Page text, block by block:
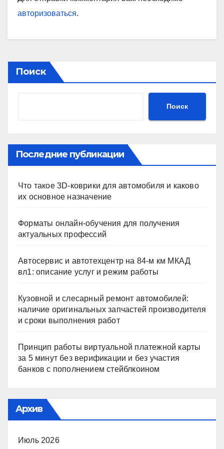
авторизоваться.
Поиск
Поиск
Последние публикации
Что такое 3D-коврики для автомобиля и каково
их основное назначение
Форматы онлайн-обучения для получения
актуальных профессий
Автосервис и автотехцентр на 84-м км МКАД
вл1: описание услуг и режим работы
Кузовной и слесарный ремонт автомобилей:
наличие оригинальных запчастей производителя
и сроки выполнения работ
Принцип работы виртуальной платежной карты
за 5 минут без верификации и без участия
банков с пополнением стейблкоином
Архив
Июль 2026